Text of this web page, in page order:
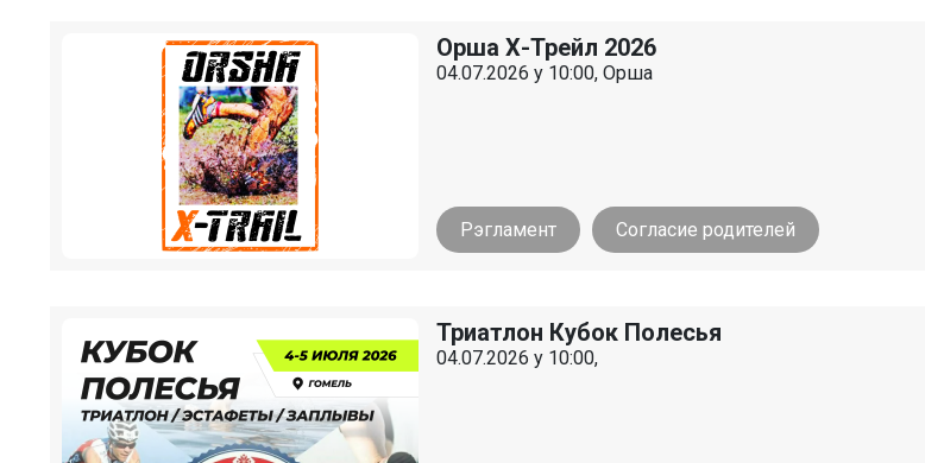
Орша Х-Трейл 2026
04.07.2026 у 10:00, Орша
Рэгламент Согласие родителей
Триатлон Кубок Полесья
04.07.2026 у 10:00,